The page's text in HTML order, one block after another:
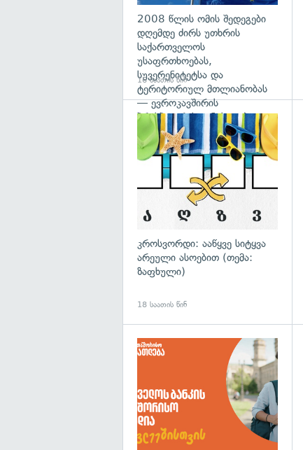
2008 წლის ომის შედეგები
დღემდე ძირს უთხრის
საქართველოს
უსაფრთხოებას,
სუვერენიტეტსა და
ტერიტორიულ მთლიანობას
— ევროკავშირის
პრესპიკერის განცხადება
16 საათის წინ
კროსვორდი: ააწყვე სიტყვა
არეული ასოებით (თემა:
ზაფხული)
18 საათის წინ